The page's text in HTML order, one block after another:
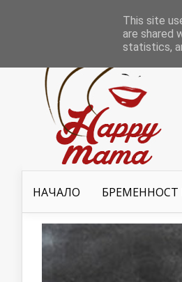
НАЧАЛО
This site
are shared
statistics,